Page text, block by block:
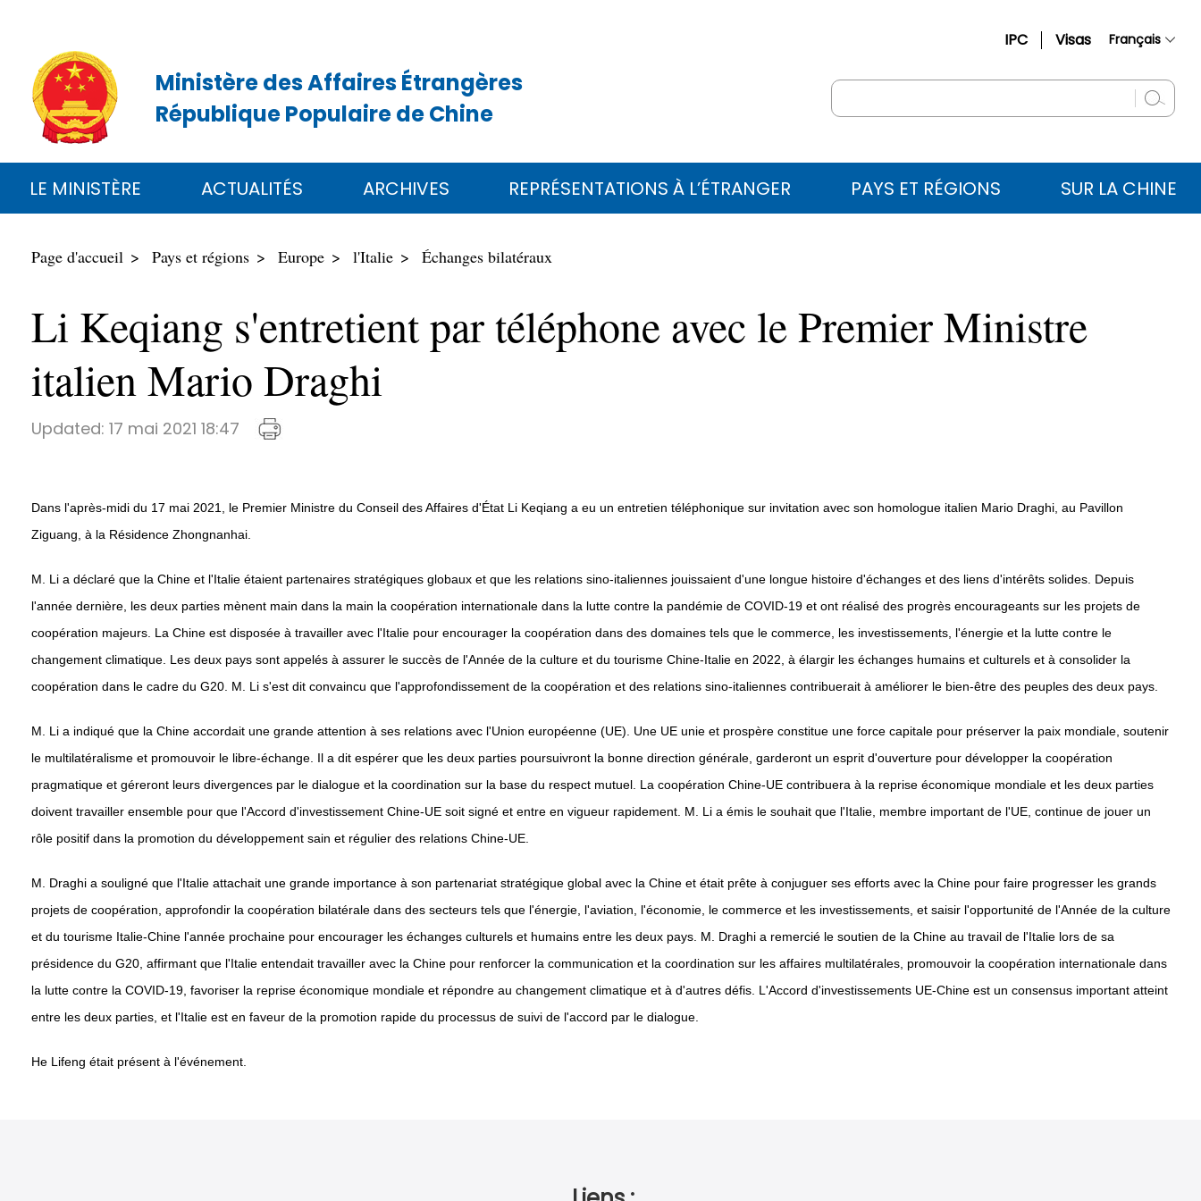
IPC Visas Français
English
عربي
Ministère des Affaires Étrangères
République Populaire de Chine
LE MINISTÈRE ACTUALITÉS ARCHIVES REPRÉSENTATIONS À L’ÉTRANGER PAYS ET RÉGIONS SUR LA CHINE
Page d'accueil Pays et régions Europe l'Italie Échanges bilatéraux
Li Keqiang s'entretient par téléphone avec le Premier Ministre
italien Mario Draghi
Updated: 17 mai 2021 18:47
Dans l'après-midi du 17 mai 2021, le Premier Ministre du Conseil des Affaires d'État Li Keqiang a eu un entretien téléphonique sur invitation avec son homologue italien Mario Draghi, au Pavillon
Ziguang, à la Résidence Zhongnanhai.
M. Li a déclaré que la Chine et l'Italie étaient partenaires stratégiques globaux et que les relations sino-italiennes jouissaient d'une longue histoire d'échanges et des liens d'intérêts solides. Depuis
l'année dernière, les deux parties mènent main dans la main la coopération internationale dans la lutte contre la pandémie de COVID-19 et ont réalisé des progrès encourageants sur les projets de
coopération majeurs. La Chine est disposée à travailler avec l'Italie pour encourager la coopération dans des domaines tels que le commerce, les investissements, l'énergie et la lutte contre le
changement climatique. Les deux pays sont appelés à assurer le succès de l'Année de la culture et du tourisme Chine-Italie en 2022, à élargir les échanges humains et culturels et à consolider la
coopération dans le cadre du G20. M. Li s'est dit convaincu que l'approfondissement de la coopération et des relations sino-italiennes contribuerait à améliorer le bien-être des peuples des deux pays.
M. Li a indiqué que la Chine accordait une grande attention à ses relations avec l'Union européenne (UE). Une UE unie et prospère constitue une force capitale pour préserver la paix mondiale, soutenir
le multilatéralisme et promouvoir le libre-échange. Il a dit espérer que les deux parties poursuivront la bonne direction générale, garderont un esprit d'ouverture pour développer la coopération
pragmatique et géreront leurs divergences par le dialogue et la coordination sur la base du respect mutuel. La coopération Chine-UE contribuera à la reprise économique mondiale et les deux parties
doivent travailler ensemble pour que l'Accord d'investissement Chine-UE soit signé et entre en vigueur rapidement. M. Li a émis le souhait que l'Italie, membre important de l'UE, continue de jouer un
rôle positif dans la promotion du développement sain et régulier des relations Chine-UE.
M. Draghi a souligné que l'Italie attachait une grande importance à son partenariat stratégique global avec la Chine et était prête à conjuguer ses efforts avec la Chine pour faire progresser les grands
projets de coopération, approfondir la coopération bilatérale dans des secteurs tels que l'énergie, l'aviation, l'économie, le commerce et les investissements, et saisir l'opportunité de l'Année de la culture
et du tourisme Italie-Chine l'année prochaine pour encourager les échanges culturels et humains entre les deux pays. M. Draghi a remercié le soutien de la Chine au travail de l'Italie lors de sa
présidence du G20, affirmant que l'Italie entendait travailler avec la Chine pour renforcer la communication et la coordination sur les affaires multilatérales, promouvoir la coopération internationale dans
la lutte contre la COVID-19, favoriser la reprise économique mondiale et répondre au changement climatique et à d'autres défis. L'Accord d'investissements UE-Chine est un consensus important atteint
entre les deux parties, et l'Italie est en faveur de la promotion rapide du processus de suivi de l'accord par le dialogue.
He Lifeng était présent à l'événement.